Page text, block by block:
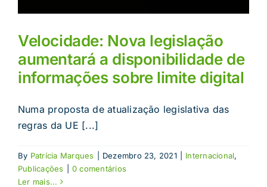
Velocidade: Nova legislação
aumentará a disponibilidade de
informações sobre limite digital
Numa proposta de atualização legislativa das
regras da UE [...]
By Patrícia Marques Dezembro 23, 2021 Internacional,
Publicações
0 comentários
Ler mais...